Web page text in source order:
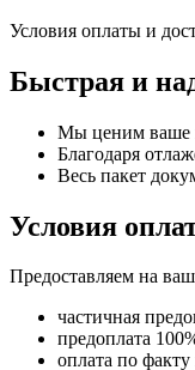
Условия оплаты и
Быстрая и
Мы ценим ваше
Благодаря
Весь пакет
Условия
Предоставляем на
частичная
предоплата
оплата по